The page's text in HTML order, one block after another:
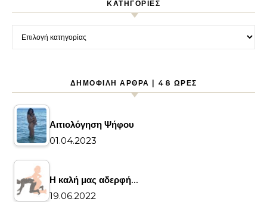
KΑΤΗΓΟΡΊΕΣ
Kατηγορίες
ΔΗΜΟΦΙΛΉ ΆΡΘΡΑ | 48 ΏΡΕΣ
Αιτιολόγηση Ψήφου
01.04.2023
Η καλή μας αδερφή…
19.06.2022